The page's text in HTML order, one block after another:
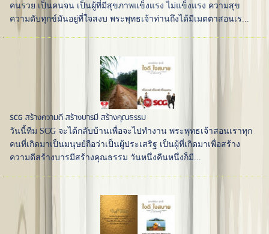
คนรวย เป็นคนจน เป็นผู้ที่มีสุขภาพแข็งแรง ไม่แข็งแรง ความสุข
ความดับทุกข์มันอยู่ที่ใจสงบ พระพุทธเจ้าท่านถึงได้มีเมตตาสอนเร...
SCG สร้างความดี สร้างบารมี สร้างคุณธรรม
วันนี้ทีม SCG จะได้กลับบ้านเพื่อจะไปทำงาน พระพุทธเจ้าสอนเราทุก
คนที่เกิดมาเป็นมนุษย์ถือว่าเป็นผู้ประเสริฐ เป็นผู้ที่เกิดมาเพื่อสร้าง
ความดีสร้างบารมีสร้างคุณธรรม วันหนึ่งคืนหนึ่งก็มี...